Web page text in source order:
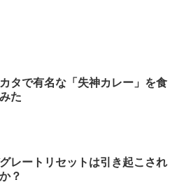
タで有名な「失神カレー」を食
た
レートリセットは引き起こされ
？